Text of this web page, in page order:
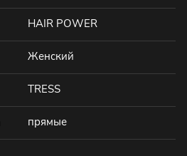
HAIR POWER
Женский
TRESS
прямые